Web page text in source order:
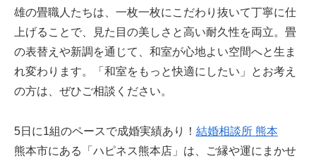
雄の畳職人たちは、一枚一枚にこだわり抜いて丁寧に仕
上げることで、見た目の美しさと高い耐久性を両立。畳
の表替えや新調を通じて、和室が心地よい空間へと生ま
れ変わります。「和室をもっと快適にしたい」とお考え
の方は、ぜひご相談ください。
5日に1組のペースで成婚実績あり！ 結婚相談所 熊本
熊本市にある「ハピネス熊本店」は、ご縁や運にまかせ